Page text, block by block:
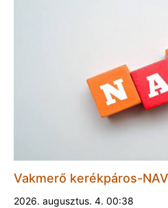
Vakmerő kerékpáros-
2026. augusztus. 4. 00:38